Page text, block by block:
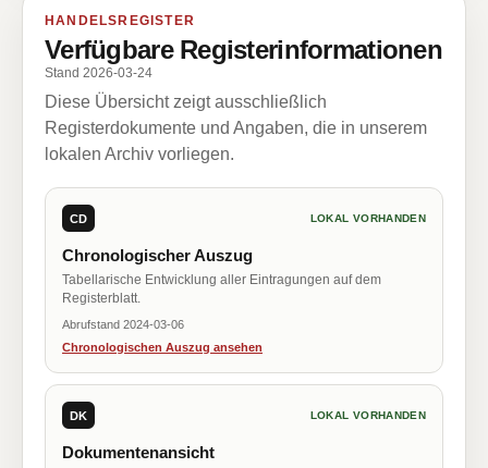
HANDELSREGISTER
Verfügbare Registerinformationen
Stand 2026-03-24
Diese Übersicht zeigt ausschließlich
Registerdokumente und Angaben, die in unserem
lokalen Archiv vorliegen.
CD LOKAL VORHANDEN
Chronologischer Auszug
Tabellarische Entwicklung aller Eintragungen auf dem
Registerblatt.
Abrufstand 2024-03-06
Chronologischen Auszug ansehen
DK LOKAL VORHANDEN
Dokumentenansicht